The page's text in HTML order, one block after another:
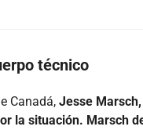
técnico
Canadá, Jesse
la situación. Marsch